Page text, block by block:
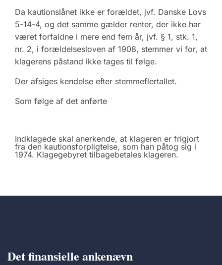
Da kautionslånet ikke er forældet, jvf. Danske Lovs
5-14-4, og det samme gælder renter, der ikke har
været forfaldne i mere end fem år, jvf. § 1, stk. 1,
nr. 2, i forældelsesloven af 1908, stemmer vi for, at
klagerens påstand ikke tages til følge.
Der afsiges kendelse efter stemmeflertallet.
Som følge af det anførte
Indklagede skal anerkende, at klageren er frigjort
fra den kautionsforpligtelse, som han påtog sig i
1974. Klagegebyret tilbagebetales klageren.
Det finansielle ankenævn